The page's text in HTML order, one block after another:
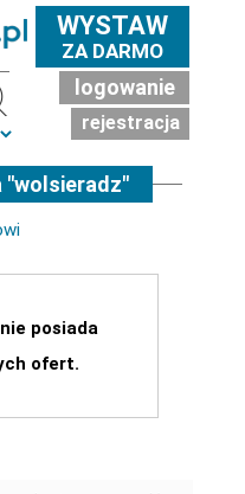
WYSTAW
ZA DARMO
logowanie
rejestracja
posiada
ofert.